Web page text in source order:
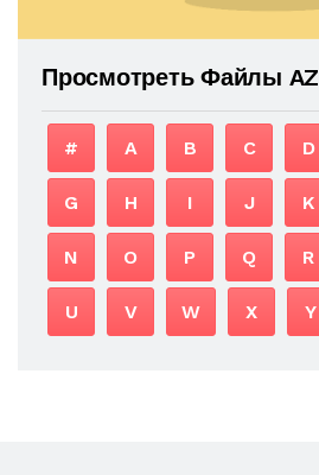
Просмотреть Файлы AZ
# A B C D
G H I J K
N O P Q R
U V W X Y